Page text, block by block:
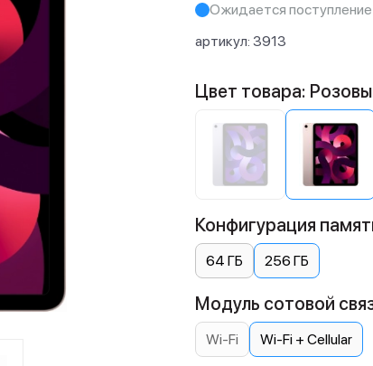
Ожидается поступление
артикул: 3913
Цвет товара:
Конфигурация
64 ГБ 256 ГБ
Модуль сотовой
Wi-Fi Wi-Fi + Cellular